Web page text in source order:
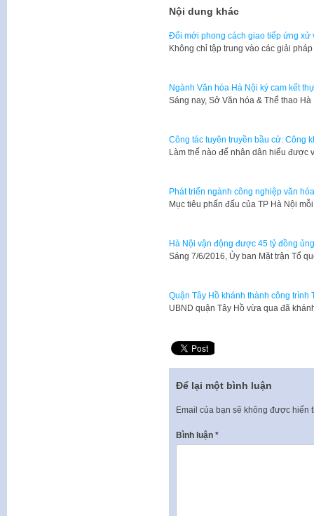
Nội dung khác
Đổi mới phong cách giao tiếp ứng
Không chỉ tập trung vào các giải
Ngành Văn hóa Hà Nội ký cam kết
Sáng nay, Sở Văn hóa & Thể thao
Công tác tuyên truyền bầu cử: Công
Làm thế nào để nhân dân hiểu
Phát triển ngành công nghiệp văn
Mục tiêu phấn đấu của TP Hà Nội
Hà Nội vận động được 45 tỷ đồng
Sáng 7/6/2016, Ủy ban Mặt trận Tổ
Quận Tây Hồ khánh thành công trình
UBND quận Tây Hồ vừa qua đã
Để lại một bình luận
Email của bạn sẽ không được hiển
Bình luận *